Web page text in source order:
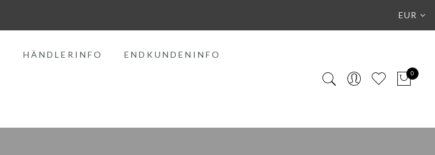
EUR
HÄNDLERINFO ENDKUNDENINFO
0